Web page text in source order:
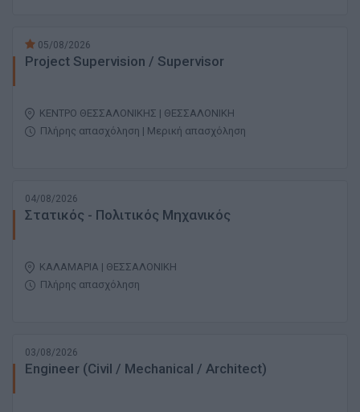
05/08/2026
Project Supervision / Supervisor
ΚΕΝΤΡΟ ΘΕΣΣΑΛΟΝΙΚΗΣ | ΘΕΣΣΑΛΟΝΙΚΗ
Πλήρης απασχόληση | Μερική απασχόληση
04/08/2026
Στατικός - Πολιτικός Μηχανικός
ΚΑΛΑΜΑΡΙΑ | ΘΕΣΣΑΛΟΝΙΚΗ
Πλήρης απασχόληση
03/08/2026
Engineer (Civil / Mechanical / Architect)